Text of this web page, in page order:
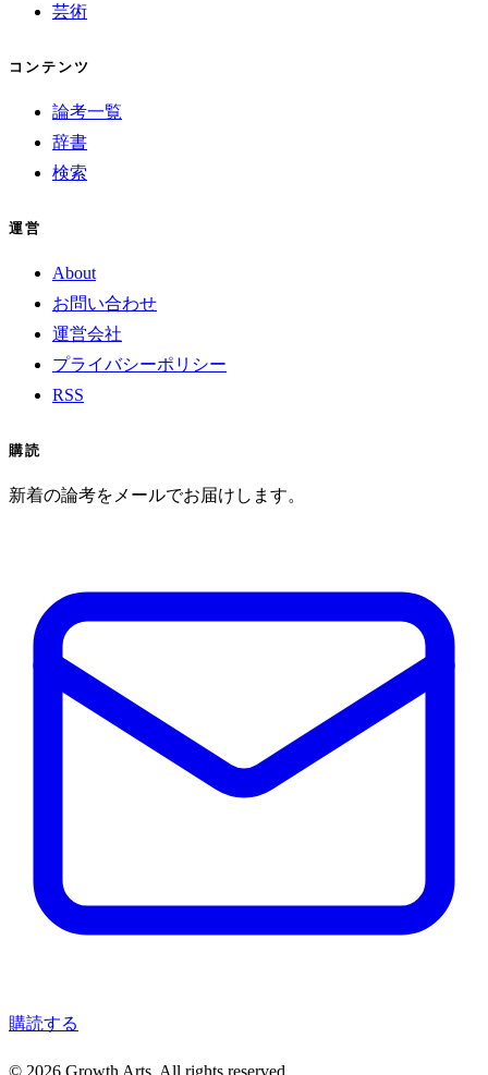
芸術
コンテンツ
論考一覧
辞書
検索
運営
About
お問い合わせ
運営会社
プライバシーポリシー
RSS
購読
新着の論考をメールでお届けします。
購読する
© 2026 Growth Arts. All rights reserved.